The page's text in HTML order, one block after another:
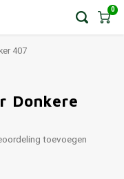
0
407
Donkere
toevoegen